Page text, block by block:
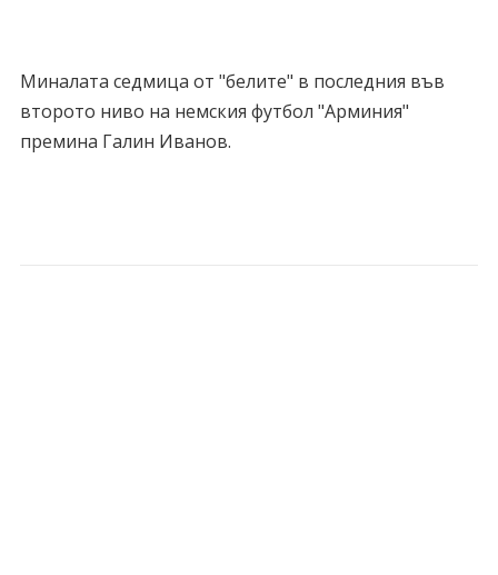
Миналата седмица от "белите" в последния във
второто ниво на немския футбол "Арминия"
премина Галин Иванов.